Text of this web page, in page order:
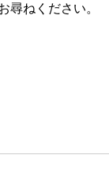
尋ねください。